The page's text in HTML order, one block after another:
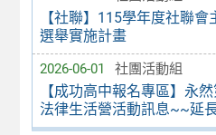
【社聯】115學年度社聯會
選舉實施計畫
2026-06-01 社團活動組
【成功高中報名專區】永
法律生活營活動訊息~~延